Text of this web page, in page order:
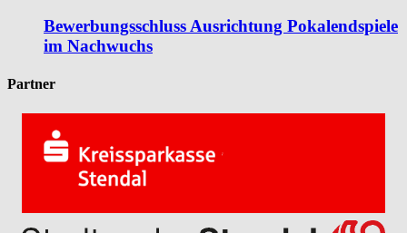
Bewerbungsschluss Ausrichtung Pokalendspiele
im Nachwuchs
Partner